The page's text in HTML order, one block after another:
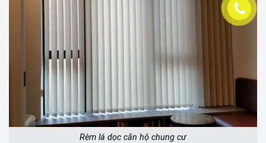
Rèm lá dọc căn hộ chung cư